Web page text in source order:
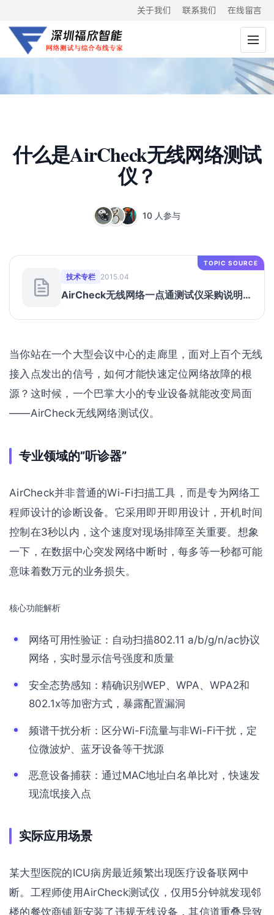
关于我们 联系我们 在线留言
什么是AirCheck无线网络测试
仪？
10 人参与
TOPIC SOURCE
技术专栏 2015.04
AirCheck无线网络一点通测试仪采购说明
当你站在一个大型会议中心的走廊里，面对上百个无线
接入点发出的信号，如何才能快速定位网络故障的根
源？这时候，一个巴掌大小的专业设备就能改变局面
——AirCheck无线网络测试仪。
专业领域的”听诊器”
AirCheck并非普通的Wi-Fi扫描工具，而是专为网络工
程师设计的诊断设备。它采用即开即用设计，开机时间
控制在3秒以内，这个速度对现场排障至关重要。想象
一下，在数据中心突发网络中断时，每多等一秒都可能
意味着数万元的业务损失。
核心功能解析
网络可用性验证：自动扫描802.11 a/b/g/n/ac协议
网络，实时显示信号强度和质量
安全态势感知：精确识别WEP、WPA、WPA2和
802.1x等加密方式，暴露配置漏洞
频谱干扰分析：区分Wi-Fi流量与非Wi-Fi干扰，定
位微波炉、蓝牙设备等干扰源
恶意设备捕获：通过MAC地址白名单比对，快速发
现流氓接入点
实际应用场景
某大型医院的ICU病房最近频繁出现医疗设备联网中
断。工程师使用AirCheck测试仪，仅用5分钟就发现邻
楼的餐饮商铺新安装了违规无线设备，其信道重叠导致